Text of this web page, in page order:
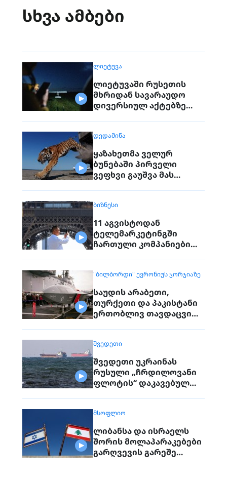
სხვა ამბები
ᲚᲘᲔᲢᲣᲕᲐ
ლიეტუვაში რუსეთის
მხრიდან სავარაუდო
დივერსიულ აქტებზე
ᲓᲔᲓᲐᲛᲘᲬᲐ
ყაზახეთმა ველურ
ბუნებაში პირველი
ვეფხვი გაუშვა მას
გაქრა თურანული ვეფხვი
ᲑᲘᲖᲜᲔᲡᲘ
11 აგვისტოდან
ტელემარკეტინგში
ჩართული კომპანიები
მოქალაქეებს
"ᲑᲘᲚᲑᲝᲠᲓᲘ" ᲔᲕᲠᲝᲜᲘᲣᲡ ᲯᲝᲠᲯᲘᲐᲖᲔ
საუდის არაბეთი,
თურქეთი და პაკისტანი
ერთობლივ თავდაცვით
ᲨᲕᲔᲓᲔᲗᲘ
შვედეთი უკრაინას
რუსული „ჩრდილოვანი
ფლოტის“ დაკავებულ
ᲛᲡᲝᲤᲚᲘᲝ
ლიბანსა და ისრაელს
შორის მოლაპარაკებები
გარღვევის გარეშე